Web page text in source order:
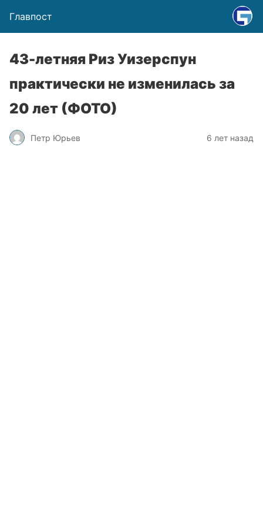
Главпост
43-летняя Риз Уизерспун
практически не изменилась за
20 лет (ФОТО)
Петр Юрьев 6 лет назад